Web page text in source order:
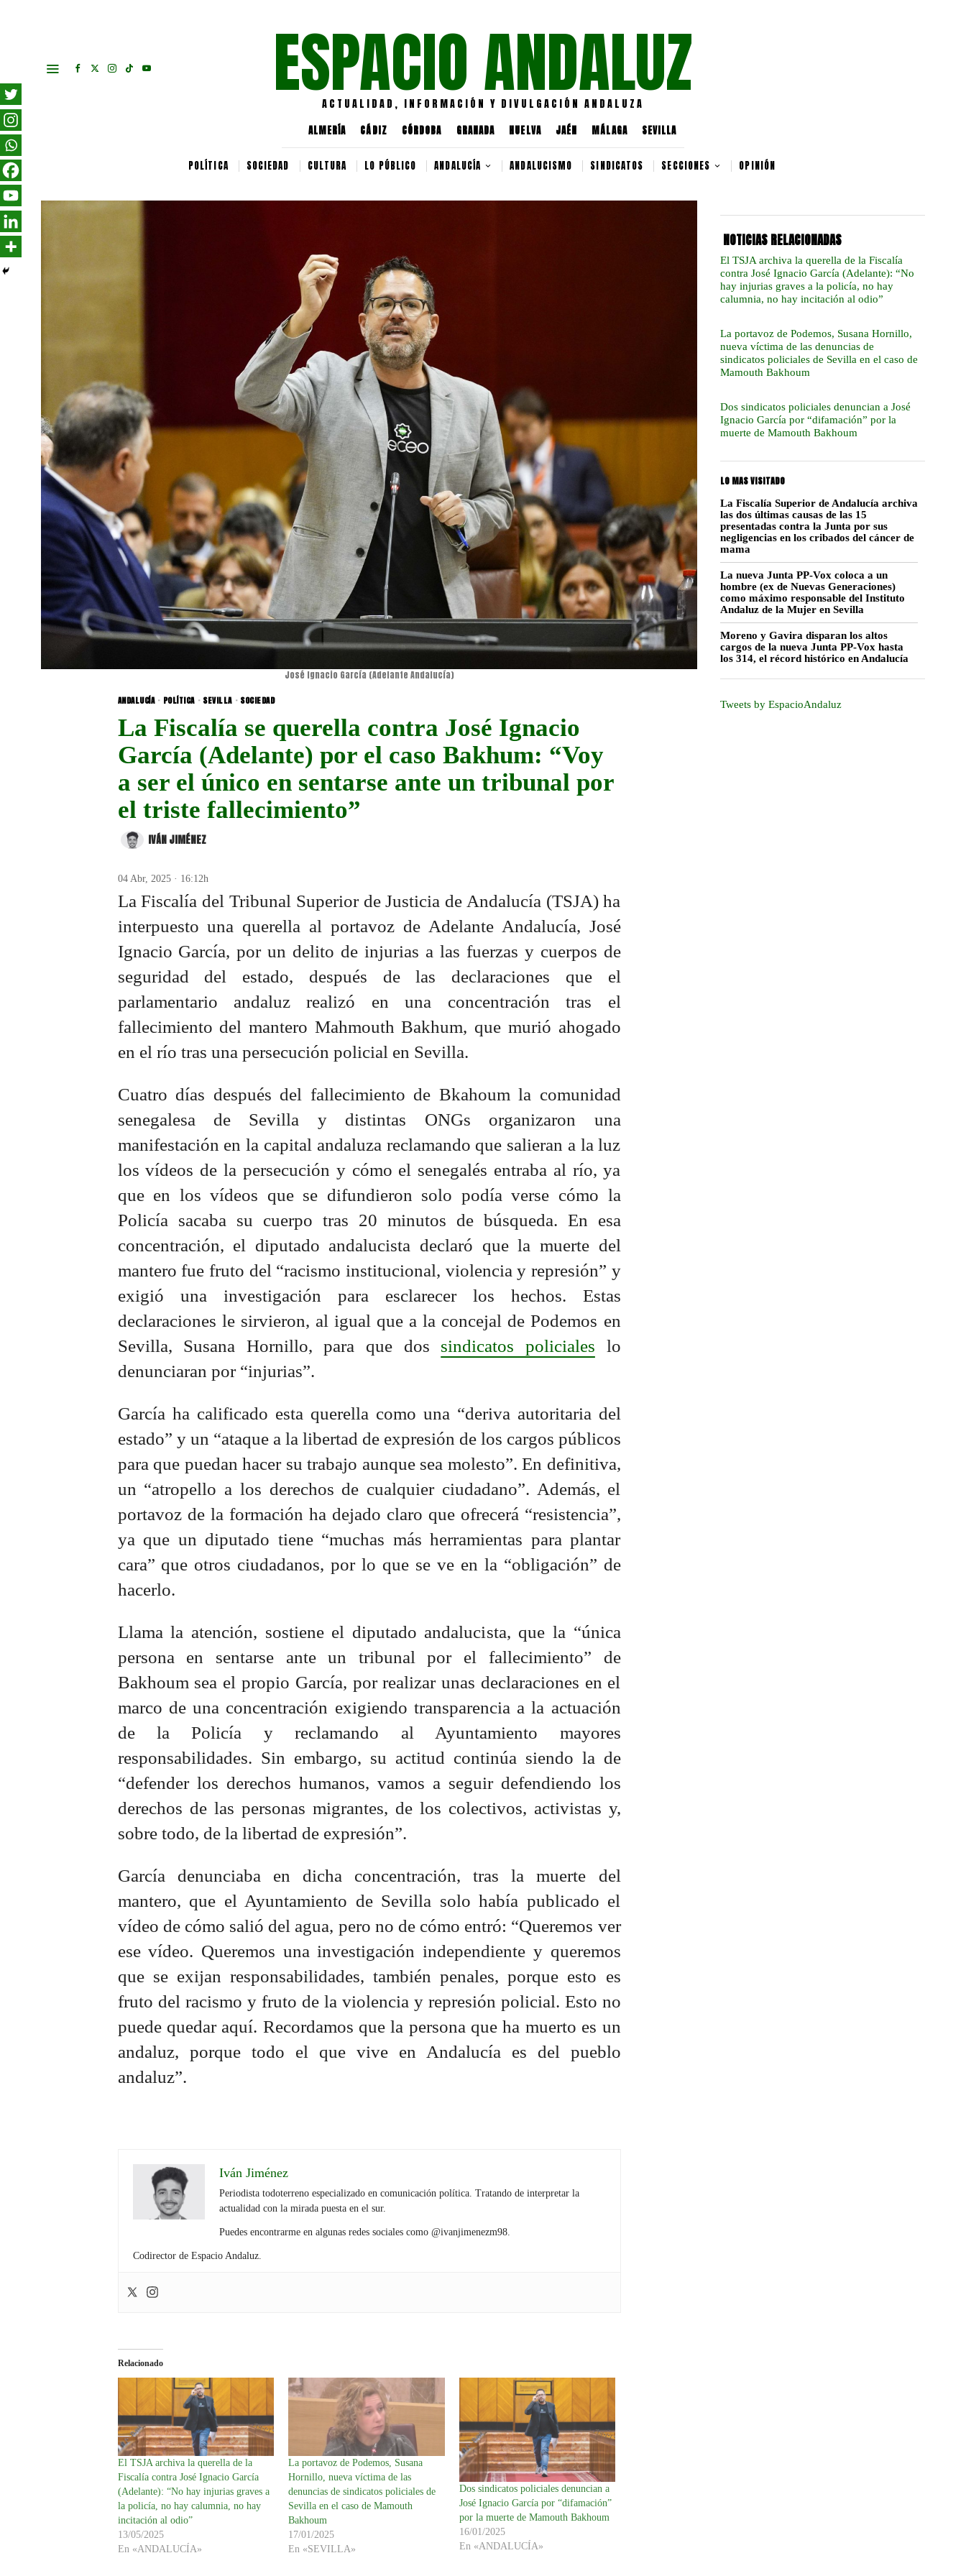
ESPACIO ANDALUZ
ACTUALIDAD, INFORMACIÓN Y DIVULGACIÓN ANDALUZA
ALMERÍA CÁDIZ CÓRDOBA GRANADA HUELVA JAÉN MÁLAGA SEVILLA
POLÍTICA SOCIEDAD CULTURA LO PÚBLICO ANDALUCÍA ANDALUCISMO SINDICATOS SECCIONES OPINIÓN
José Ignacio García (Adelante Andalucía)
ANDALUCÍA · POLÍTICA · SEVILLA · SOCIEDAD
La Fiscalía se querella contra José Ignacio
García (Adelante) por el caso Bakhum: “Voy
a ser el único en sentarse ante un tribunal por
el triste fallecimiento”
IVÁN JIMÉNEZ
04 Abr, 2025 · 16:12h
La Fiscalía del Tribunal Superior de Justicia de Andalucía (TSJA) ha
interpuesto una querella al portavoz de Adelante Andalucía, José
Ignacio García, por un delito de injurias a las fuerzas y cuerpos de
seguridad del estado, después de las declaraciones que el
parlamentario andaluz realizó en una concentración tras el
fallecimiento del mantero Mahmouth Bakhum, que murió ahogado
en el río tras una persecución policial en Sevilla.
Cuatro días después del fallecimiento de Bkahoum la comunidad
senegalesa de Sevilla y distintas ONGs organizaron una
manifestación en la capital andaluza reclamando que salieran a la luz
los vídeos de la persecución y cómo el senegalés entraba al río, ya
que en los vídeos que se difundieron solo podía verse cómo la
Policía sacaba su cuerpo tras 20 minutos de búsqueda. En esa
concentración, el diputado andalucista declaró que la muerte del
mantero fue fruto del “racismo institucional, violencia y represión” y
exigió una investigación para esclarecer los hechos. Estas
declaraciones le sirvieron, al igual que a la concejal de Podemos en
Sevilla, Susana Hornillo, para que dos sindicatos policiales lo
denunciaran por “injurias”.
García ha calificado esta querella como una “deriva autoritaria del
estado” y un “ataque a la libertad de expresión de los cargos públicos
para que puedan hacer su trabajo aunque sea molesto”. En definitiva,
un “atropello a los derechos de cualquier ciudadano”. Además, el
portavoz de la formación ha dejado claro que ofrecerá “resistencia”,
ya que un diputado tiene “muchas más herramientas para plantar
cara” que otros ciudadanos, por lo que se ve en la “obligación” de
hacerlo.
Llama la atención, sostiene el diputado andalucista, que la “única
persona en sentarse ante un tribunal por el fallecimiento” de
Bakhoum sea el propio García, por realizar unas declaraciones en el
marco de una concentración exigiendo transparencia a la actuación
de la Policía y reclamando al Ayuntamiento mayores
responsabilidades. Sin embargo, su actitud continúa siendo la de
“defender los derechos humanos, vamos a seguir defendiendo los
derechos de las personas migrantes, de los colectivos, activistas y,
sobre todo, de la libertad de expresión”.
García denunciaba en dicha concentración, tras la muerte del
mantero, que el Ayuntamiento de Sevilla solo había publicado el
vídeo de cómo salió del agua, pero no de cómo entró: “Queremos ver
ese vídeo. Queremos una investigación independiente y queremos
que se exijan responsabilidades, también penales, porque esto es
fruto del racismo y fruto de la violencia y represión policial. Esto no
puede quedar aquí. Recordamos que la persona que ha muerto es un
andaluz, porque todo el que vive en Andalucía es del pueblo
andaluz”.
Iván Jiménez
Periodista todoterreno especializado en comunicación política. Tratando de interpretar la
actualidad con la mirada puesta en el sur.
Puedes encontrarme en algunas redes sociales como @ivanjimenezm98.
Codirector de Espacio Andaluz.
Relacionado
El TSJA archiva la querella de la
Fiscalía contra José Ignacio García
(Adelante): “No hay injurias graves a
la policía, no hay calumnia, no hay
incitación al odio”
13/05/2025
En «ANDALUCÍA»
La portavoz de Podemos, Susana
Hornillo, nueva víctima de las
denuncias de sindicatos policiales de
Sevilla en el caso de Mamouth
Bakhoum
17/01/2025
En «SEVILLA»
Dos sindicatos policiales denuncian a
José Ignacio García por “difamación”
por la muerte de Mamouth Bakhoum
16/01/2025
En «ANDALUCÍA»
NOTICIAS RELACIONADAS
El TSJA archiva la querella de la Fiscalía
contra José Ignacio García (Adelante): “No
hay injurias graves a la policía, no hay
calumnia, no hay incitación al odio”
La portavoz de Podemos, Susana Hornillo,
nueva víctima de las denuncias de
sindicatos policiales de Sevilla en el caso de
Mamouth Bakhoum
Dos sindicatos policiales denuncian a José
Ignacio García por “difamación” por la
muerte de Mamouth Bakhoum
LO MAS VISITADO
La Fiscalía Superior de Andalucía archiva
las dos últimas causas de las 15
presentadas contra la Junta por sus
negligencias en los cribados del cáncer de
mama
La nueva Junta PP-Vox coloca a un
hombre (ex de Nuevas Generaciones)
como máximo responsable del Instituto
Andaluz de la Mujer en Sevilla
Moreno y Gavira disparan los altos
cargos de la nueva Junta PP-Vox hasta
los 314, el récord histórico en Andalucía
Tweets by EspacioAndaluz